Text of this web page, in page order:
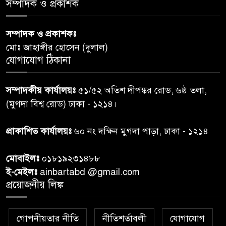
ঝড়বৃষ্টির পূর্বাভাস
৬
অনুশ্রীর, মিলল হারমোনিয়াম
উপহার
৭
২০ আগস্ট রাষ্ট্রপতি নির্বাচন,
বান্দরবান বিজিবি সেক্টর সদর দপ্তর
৯
সম্পাদক ও প্রকাশক
সম্পাদক ও প্রকাশকঃ
মোঃ জাহাঙ্গীর হোসেন (দুলাল)
যোগাযোগ ঠিকানা
সম্পাদকীয় কার্যালয়ঃ ৫১/৫২ অতিশ দীপঙ্কর রোড, ৬ষ্ঠ তলা,
(মুগদা বিশ্ব রোড) ঢাকা - ১২১৪।
প্রাকাশিত কার্যালয়ঃ৬০ নং দক্ষিন মুগদা পাড়া, ঢাকা - ১২১৪
মোবাইলঃ ০১৮১৯২৩১৪৮৮
ই-মেইলঃ ainbartabd @gmail.com
প্রয়োজনীয় লিঙ্ক
গোপনীয়তার নীতি নীতিশর্তাবলী যোগাযোগ